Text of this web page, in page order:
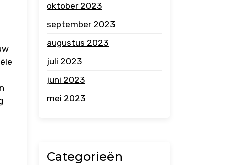
oktober 2023
september 2023
augustus 2023
juli 2023
juni 2023
mei 2023
Categorieën